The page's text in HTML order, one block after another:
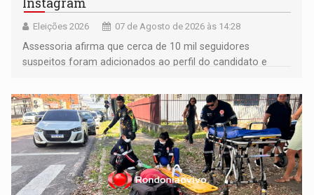
Instagram
Eleições 2026 07 de Agosto de 2026 às 14:28
Assessoria afirma que cerca de 10 mil seguidores
suspeitos foram adicionados ao perfil do candidato e
remover as contas